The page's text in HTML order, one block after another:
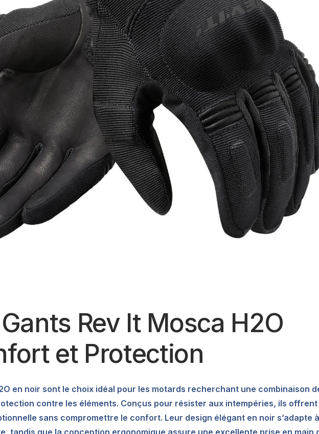
Rev It Mosca H2O
et Protection
en noir sont le choix idéal pour les motards recherchant une combinaison
contre les éléments. Conçus pour résister aux intempéries, ils offrent
sans compromettre le confort. Leur design élégant en noir s’adapte à
tandis que la conception ergonomique assure une excellente prise en main